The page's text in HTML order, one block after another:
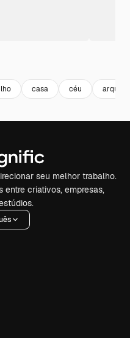
casa céu
seu melhor trabalho.
entre criativos, empresas,